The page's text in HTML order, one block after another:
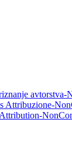
avtorstva-
Attribuzione-